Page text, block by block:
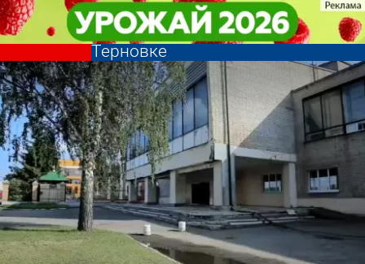
Пензенцы записали обращение
после закрытия Дома культуры в
Терновке
Культура
Пензенцы записали обращение
после закрытия Дома культуры в
Терновке
Культура
Другие
новости по
теме
Погода и
курсы валют
в Пензе